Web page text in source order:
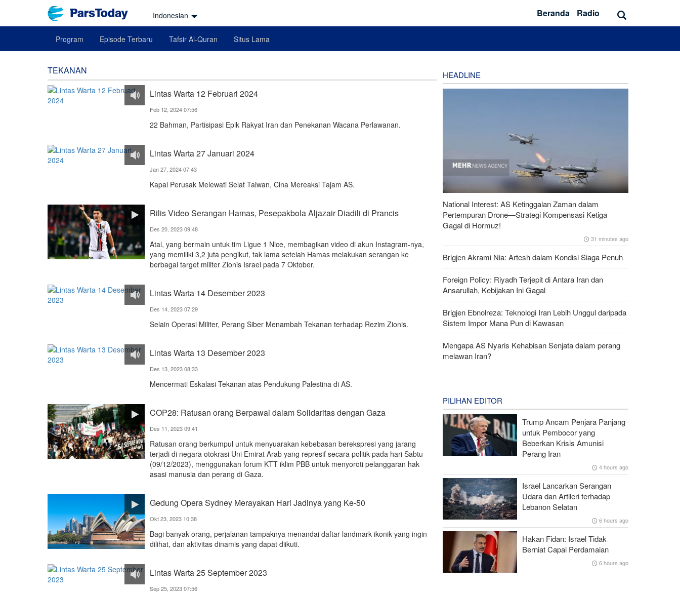
Indonesian Beranda Radio
Program Episode Terbaru Tafsir Al-Quran Situs Lama
TEKANAN
Lintas Warta 12 Februari 2024
Feb 12, 2024 07:56
22 Bahman, Partisipasi Epik Rakyat Iran dan Penekanan Wacana Perlawanan.
Lintas Warta 27 Januari 2024
Jan 27, 2024 07:43
Kapal Perusak Melewati Selat Taiwan, Cina Mereaksi Tajam AS.
Rilis Video Serangan Hamas, Pesepakbola Aljazair Diadili di Prancis
Des 20, 2023 09:48
Atal, yang bermain untuk tim Ligue 1 Nice, membagikan video di akun Instagram-nya,
yang memiliki 3,2 juta pengikut, tak lama setelah Hamas melakukan serangan ke
berbagai target militer Zionis Israel pada 7 Oktober.
Lintas Warta 14 Desember 2023
Des 14, 2023 07:29
Selain Operasi Militer, Perang Siber Menambah Tekanan terhadap Rezim Zionis.
Lintas Warta 13 Desember 2023
Des 13, 2023 08:33
Mencermati Eskalasi Tekanan atas Pendukung Palestina di AS.
COP28: Ratusan orang Berpawai dalam Solidaritas dengan Gaza
Des 11, 2023 09:41
Ratusan orang berkumpul untuk menyuarakan kebebasan berekspresi yang jarang
terjadi di negara otokrasi Uni Emirat Arab yang represif secara politik pada hari Sabtu
(09/12/2023), menggunakan forum KTT iklim PBB untuk menyoroti pelanggaran hak
asasi manusia dan perang di Gaza.
Gedung Opera Sydney Merayakan Hari Jadinya yang Ke-50
Okt 23, 2023 10:38
Bagi banyak orang, perjalanan tampaknya menandai daftar landmark ikonik yang ingin
dilihat, dan aktivitas dinamis yang dapat diikuti.
Lintas Warta 25 September 2023
Sep 25, 2023 07:56
HEADLINE
National Interest: AS Ketinggalan Zaman dalam
Pertempuran Drone—Strategi Kompensasi Ketiga
Gagal di Hormuz!
31 minutes ago
Brigjen Akrami Nia: Artesh dalam Kondisi Siaga Penuh
Foreign Policy: Riyadh Terjepit di Antara Iran dan
Ansarullah, Kebijakan Ini Gagal
Brigjen Ebnolreza: Teknologi Iran Lebih Unggul daripada
Sistem Impor Mana Pun di Kawasan
Mengapa AS Nyaris Kehabisan Senjata dalam perang
melawan Iran?
PILIHAN EDITOR
Trump Ancam Penjara Panjang
untuk Pembocor yang
Beberkan Krisis Amunisi
Perang Iran
4 hours ago
Israel Lancarkan Serangan
Udara dan Artileri terhadap
Lebanon Selatan
6 hours ago
Hakan Fidan: Israel Tidak
Berniat Capai Perdamaian
6 hours ago